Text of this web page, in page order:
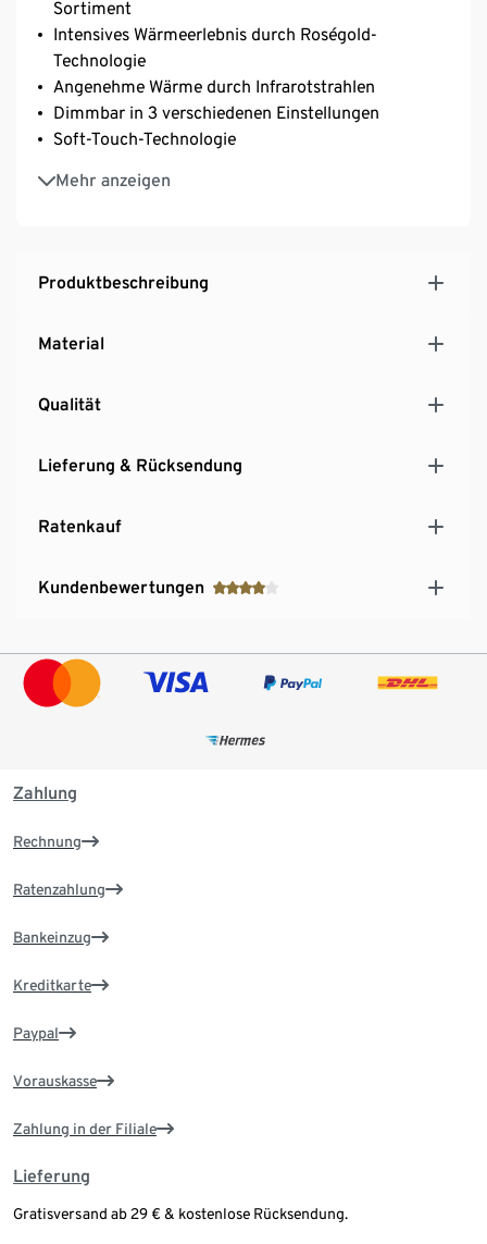
Sortiment
Intensives Wärmeerlebnis durch Roségold-
Technologie
Angenehme Wärme durch Infrarotstrahlen
Dimmbar in 3 verschiedenen Einstellungen
Soft-Touch-Technologie
Mehr anzeigen
Inkl. Kippsicherung und Fernbedienung
Beheizte Fläche ca. 29 m²
Produktbeschreibung
Material
Qualität
Lieferung & Rücksendung
Ratenkauf
Kundenbewertungen
Zahlung
Rechnung
Ratenzahlung
Bankeinzug
Kreditkarte
Paypal
Vorauskasse
Zahlung in der Filiale
Lieferung
Gratisversand ab 29 € & kostenlose Rücksendung.